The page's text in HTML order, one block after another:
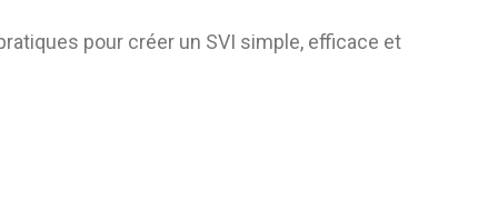
pour créer un SVI simple, efficace et